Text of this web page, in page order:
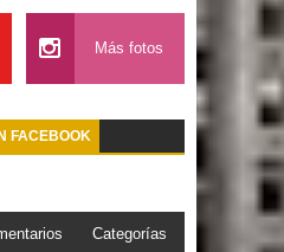
Más fotos
FACEBOOK
Categorías